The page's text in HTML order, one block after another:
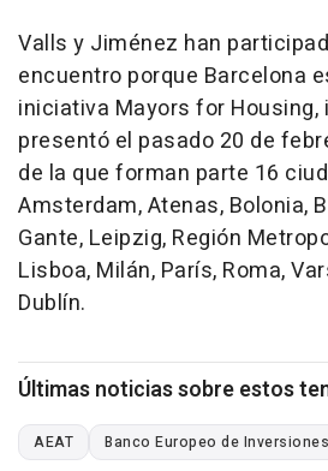
Valls y Jiménez han
encuentro porque Barcelona
iniciativa Mayors for Housing,
presentó el pasado 20 de
de la que forman parte 16
Amsterdam, Atenas, Bolonia,
Gante, Leipzig, Región
Lisboa, Milán, París, Roma,
Dublín.
Últimas noticias sobre estos
AEAT Banco Europeo de Inversiones